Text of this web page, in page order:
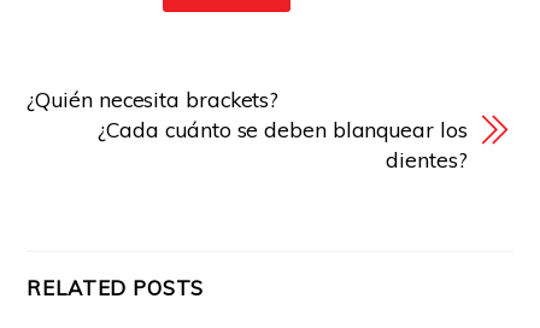
¿Quién necesita brackets?
¿Cada cuánto se deben blanquear los
dientes?
RELATED POSTS